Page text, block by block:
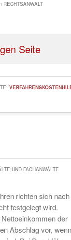
RECHTSANWALT
Seite
UND FACHANWÄLTE
richten sich nach
festgelegt wird.
der
Abschlag vor,